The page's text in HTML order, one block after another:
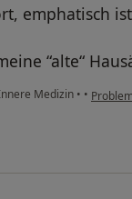
emphatisch
“alte“
Medizin • •